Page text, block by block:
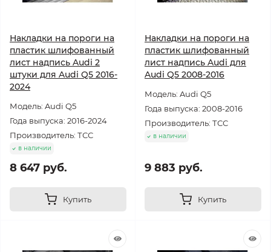
Накладки на пороги на
пластик шлифованный
лист надпись Audi 2
штуки для Audi Q5 2016-
2024
Модель: Audi Q5
Года выпуска: 2016-2024
Производитель: ТСС
в наличии
8 647 руб.
Купить
Накладки на пороги на
пластик шлифованный
лист надпись Audi для
Audi Q5 2008-2016
Модель: Audi Q5
Года выпуска: 2008-2016
Производитель: ТСС
в наличии
9 883 руб.
Купить